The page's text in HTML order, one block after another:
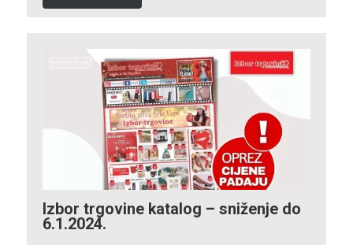
Izbor trgovine katalog – sniženje do
6.1.2024.